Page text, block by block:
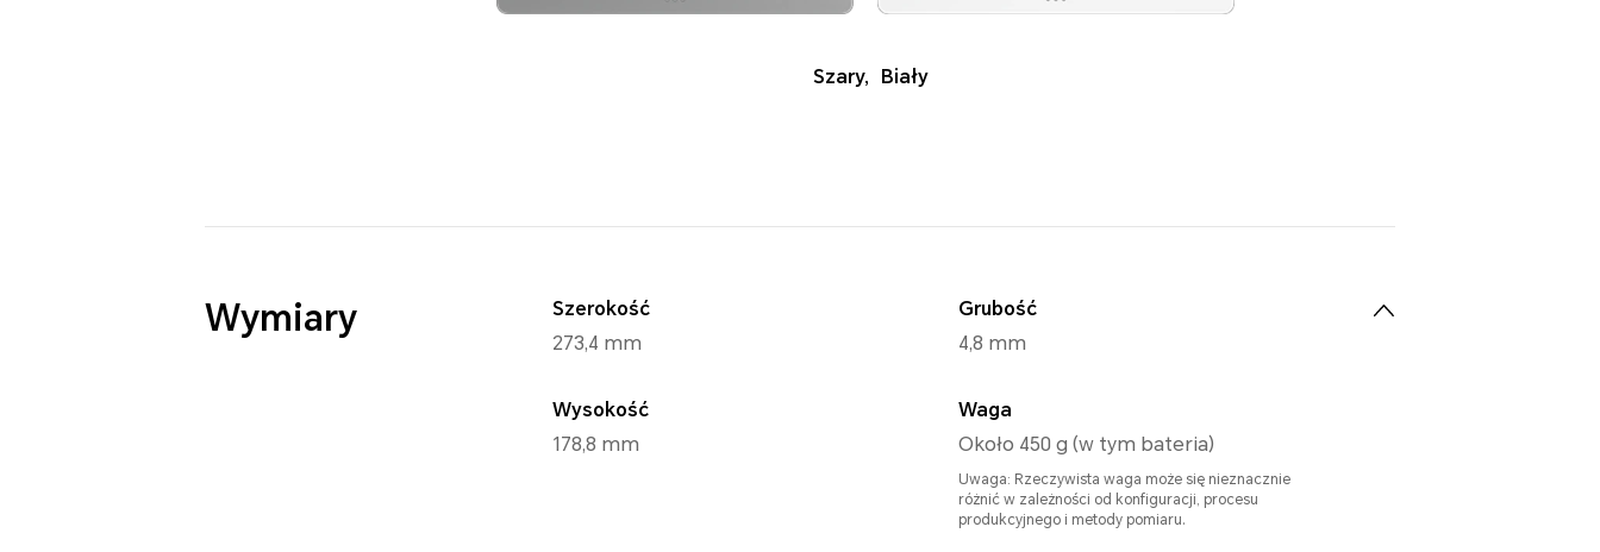
Szary, Biały
Wymiary
Szerokość
273,4 mm
Wysokość
178,8 mm
Grubość
4,8 mm
Waga
Około 450 g (w tym bateria)
Uwaga: Rzeczywista waga może się nieznacznie
różnić w zależności od konfiguracji, procesu
produkcyjnego i metody pomiaru.